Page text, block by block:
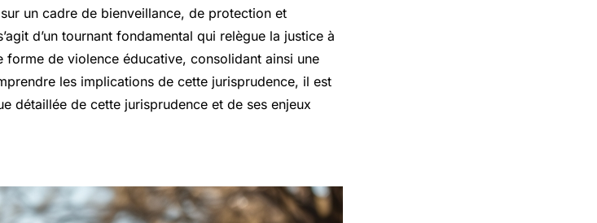
un cadre de bienveillance, de protection et
d’un tournant fondamental qui relègue la justice à
de violence éducative, consolidant ainsi une
les implications de cette jurisprudence, il est
détaillée de cette jurisprudence et de ses enjeux